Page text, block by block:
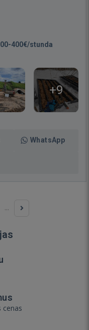
400€/stunda
+9
WhatsApp
...
cenas